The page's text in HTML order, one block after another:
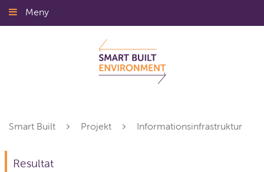
Gå
till
Meny
Smart Built Projekt Informationsinfrastruktur
Resultat